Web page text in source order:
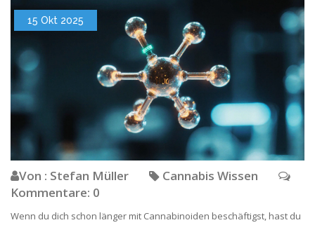
15 Okt 2025
Von : Stefan Müller
Cannabis Wissen
Kommentare: 0
Wenn du dich schon länger mit Cannabinoiden beschäftigst, hast du